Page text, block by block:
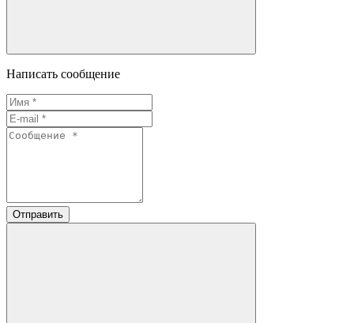
Написать сообщение
Отправить